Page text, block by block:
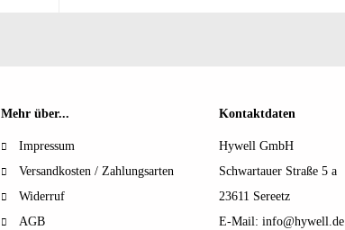
Mehr über...
Impressum
Versandkosten / Zahlungsarten
Widerruf
AGB
Kontaktdaten
Hywell GmbH
Schwartauer Straße 5 a
23611 Sereetz
E-Mail: info@hywell.de